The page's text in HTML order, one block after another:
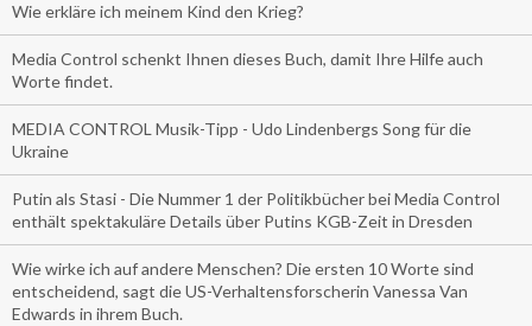
Wie erkläre ich meinem Kind den Krieg?
Media Control schenkt Ihnen dieses Buch, damit Ihre Hilfe auch
Worte findet.
MEDIA CONTROL Musik-Tipp - Udo Lindenbergs Song für die
Ukraine
Putin als Stasi - Die Nummer 1 der Politikbücher bei Media Control
enthält spektakuläre Details über Putins KGB-Zeit in Dresden
Wie wirke ich auf andere Menschen? Die ersten 10 Worte sind
entscheidend, sagt die US-Verhaltensforscherin Vanessa Van
Edwards in ihrem Buch.